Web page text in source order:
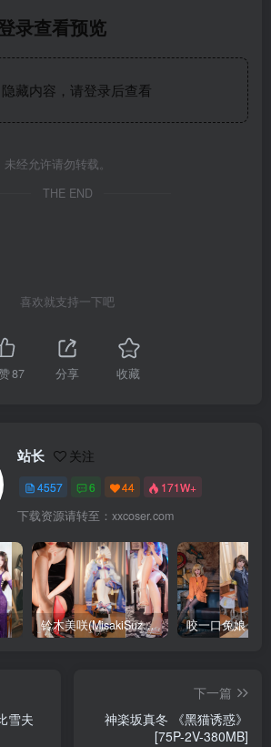
录查看预览
隐藏内容，请登录后查看
经允许请勿转载。
THE END
喜欢就支持一下吧
87 分享 收藏
站长 关注
4557 6 44 171W+
下载资源请转至：xxcoser.com
铃木美咲(MisakiSuzuki) 合集下载 咬一口兔娘 合
雪夫
下一篇
神楽坂真冬 《黑猫诱惑》
[75P-2V-380MB]